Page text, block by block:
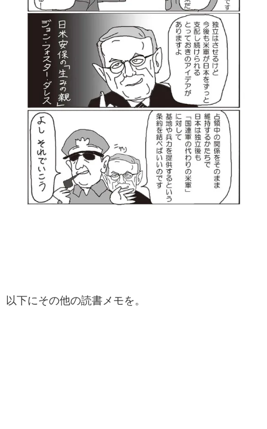
以下にその他の読書メモを。